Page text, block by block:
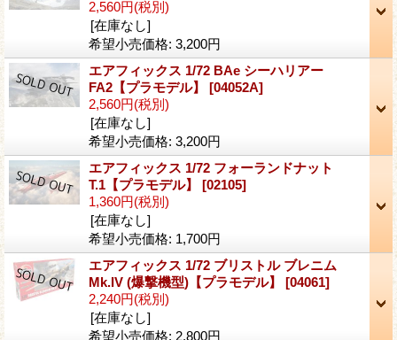
2,560円(税別)
[在庫なし]
希望小売価格: 3,200円
エアフィックス 1/72 BAe シーハリアー
FA2【プラモデル】 [04052A]
2,560円(税別)
[在庫なし]
希望小売価格: 3,200円
エアフィックス 1/72 フォーランドナット
T.1【プラモデル】 [02105]
1,360円(税別)
[在庫なし]
希望小売価格: 1,700円
エアフィックス 1/72 ブリストル ブレニム
Mk.IV (爆撃機型)【プラモデル】 [04061]
2,240円(税別)
[在庫なし]
希望小売価格: 2,800円